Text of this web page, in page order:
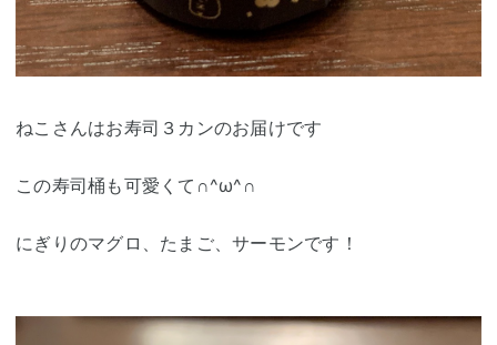
ねこさんはお寿司３カンのお届けです
この寿司桶も可愛くて∩^ω^∩
にぎりのマグロ、たまご、サーモンです！